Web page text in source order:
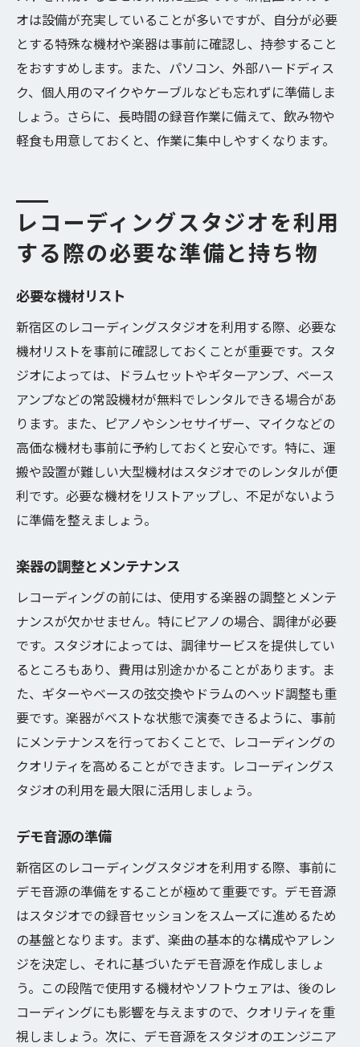
オは設備が充実していることが多いですが、自分が必要
とする特殊な機材や楽器は事前に確認し、持参すること
をおすすめします。また、パソコン、外部ハードディス
ク、個人用のマイクやケーブルなども忘れずに準備しま
しょう。さらに、長時間の録音作業に備えて、飲み物や
軽食も用意しておくと、作業に集中しやすくなります。
レコーディングスタジオを利用
する際の必要な準備と持ち物
必要な機材リスト
新宿区のレコーディングスタジオを利用する際、必要な
機材リストを事前に確認しておくことが重要です。スタ
ジオによっては、ドラムセットやギターアンプ、ベース
アンプなどの常設機材が無料でレンタルできる場合があ
ります。また、ピアノやシンセサイザー、マイクなどの
高価な機材も事前に予約しておくと安心です。特に、運
搬や設置が難しい大型機材はスタジオでのレンタルが便
利です。必要な機材をリストアップし、不足がないよう
に準備を整えましょう。
楽器の調整とメンテナンス
レコーディングの前には、使用する楽器の調整とメンテ
ナンスが欠かせません。特にピアノの場合、調律が必要
です。スタジオによっては、調律サービスを提供してい
るところもあり、費用は別途かかることがあります。ま
た、ギターやベースの弦交換やドラムのヘッド調整も重
要です。楽器がベストな状態で演奏できるように、事前
にメンテナンスを行っておくことで、レコーディングの
クオリティを高めることができます。レコーディングス
タジオの利用を最大限に活用しましょう。
デモ音源の準備
新宿区のレコーディングスタジオを利用する際、事前に
デモ音源の準備をすることが極めて重要です。デモ音源
はスタジオでの録音セッションをスムーズに進めるため
の基盤となります。まず、楽曲の基本的な構成やアレン
ジを決定し、それに基づいたデモ音源を作成しましょ
う。この段階で使用する機材やソフトウェアは、後のレ
コーディングにも影響を与えますので、クオリティを重
視しましょう。次に、デモ音源をスタジオのエンジニア